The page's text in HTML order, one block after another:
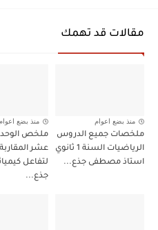
مقالات قد تهمك
منذ بضع اعوام
ملخصات جميع الدروس
الرياضيات السنة 1 ثانوي
استاذ مصطفى جذع...
منذ بضع
ملخص
عشر
جذع...